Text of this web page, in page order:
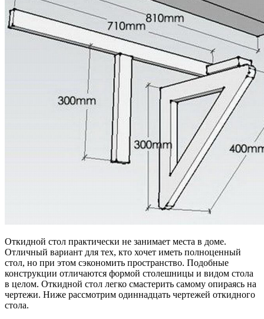
Откидной стол практически не занимает места в доме.
Отличный вариант для тех, кто хочет иметь полноценный
стол, но при этом сэкономить пространство. Подобные
конструкции отличаются формой столешницы и видом стола
в целом. Откидной стол легко смастерить самому опираясь на
чертежи. Ниже рассмотрим одиннадцать чертежей откидного
стола.